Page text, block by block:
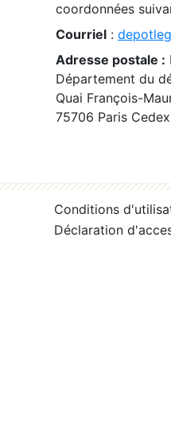
coordonnées
Courriel :
Adresse postale :
Département du
Quai François-
75706 Paris
Conditions
Déclaration